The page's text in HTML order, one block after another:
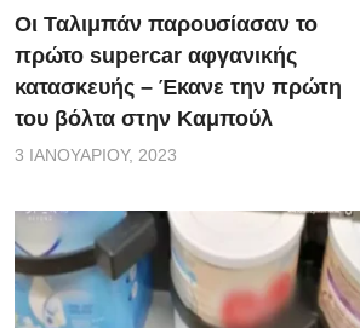
Οι Ταλιμπάν παρουσίασαν το
πρώτο supercar αφγανικής
κατασκευής – Έκανε την πρώτη
του βόλτα στην Καμπούλ
3 ΙΑΝΟΥΑΡΊΟΥ, 2023